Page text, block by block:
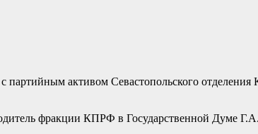
активом Севастопольского
фракции КПРФ в Государственной Думе